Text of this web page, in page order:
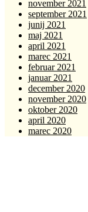
november 2021
september 2021
junij 2021
maj 2021
april 2021
marec 2021
februar 2021
januar 2021
december 2020
november 2020
oktober 2020
april 2020
marec 2020